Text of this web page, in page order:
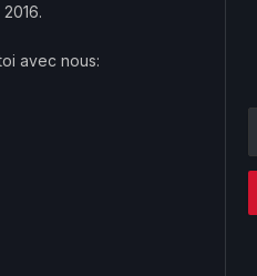
avec nous: